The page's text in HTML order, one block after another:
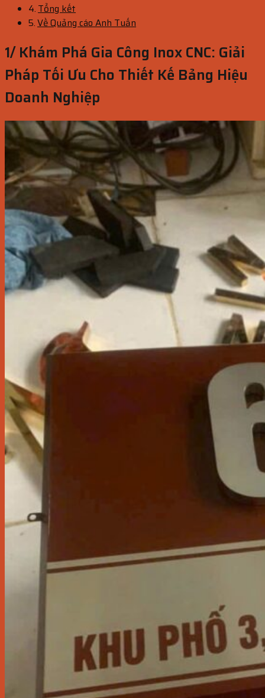
Tổng kết
Về Quảng cáo Anh Tuấn
1/ Khám Phá Gia Công Inox CNC: Giải
Pháp Tối Ưu Cho Thiết Kế Bảng Hiệu
Doanh Nghiệp